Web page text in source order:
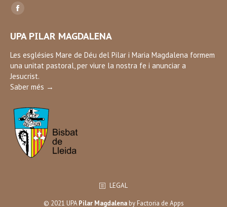
Find us on:
Facebook
opens
in
new
window
UPA PILAR MAGDALENA
Les esglésies Mare de Déu del Pilar i Maria Magdalena formem
una unitat pastoral, per viure la nostra fe i anunciar a
Jesucrist.
Saber més →
LEGAL
© 2021 UPAPilar Magdalenaby Factoria de Apps